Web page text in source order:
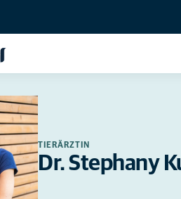
TIERÄRZTIN
Dr. Stephany